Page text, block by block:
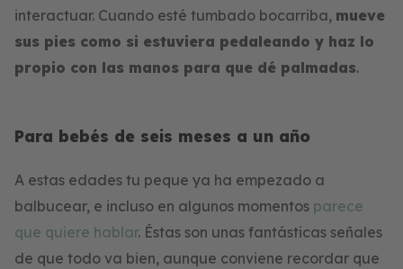
interactuar. Cuando esté tumbado bocarriba, mueve
sus pies como si estuviera pedaleando y haz lo
propio con las manos para que dé palmadas.
Para bebés de seis meses a un año
A estas edades tu peque ya ha empezado a
balbucear, e incluso en algunos momentos parece
que quiere hablar. Éstas son unas fantásticas señales
de que todo va bien, aunque conviene recordar que